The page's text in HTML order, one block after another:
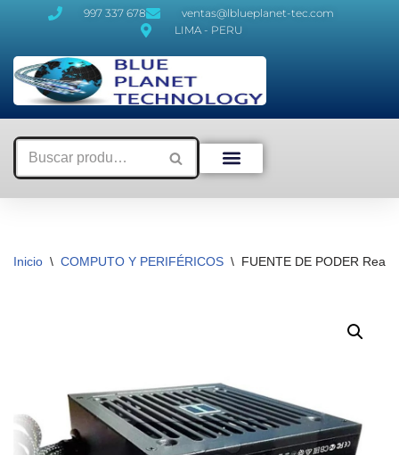
al
contenido
997 337 678
ventas@lblueplanet-tec.com
LIMA - PERU
Inicio \ COMPUTO Y PERIFÉRICOS \ FUENTE DE PODER Real